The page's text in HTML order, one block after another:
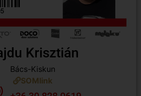
Krisztián
Bács-Kiskun
SOMlink